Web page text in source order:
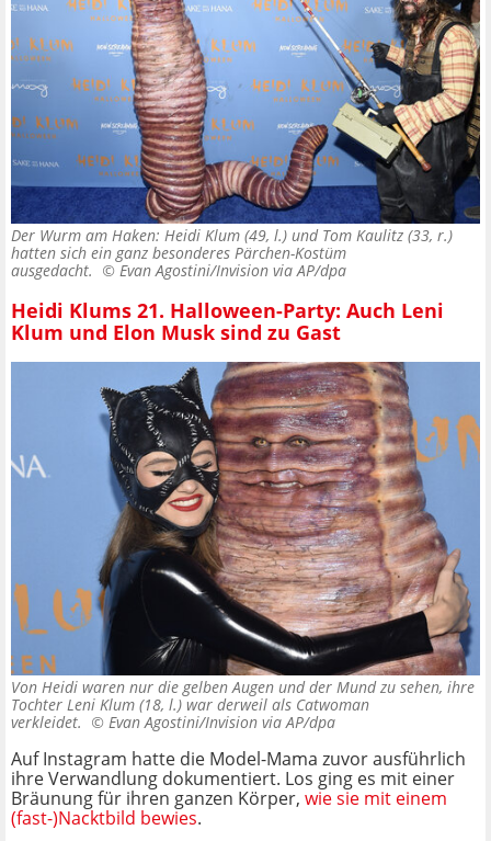
Der Wurm am Haken: Heidi Klum (49, l.) und Tom Kaulitz (33, r.)
hatten sich ein ganz besonderes Pärchen-Kostüm
ausgedacht. © Evan Agostini/Invision via AP/dpa
Heidi Klums 21. Halloween-Party: Auch Leni
Klum und Elon Musk sind zu Gast
Von Heidi waren nur die gelben Augen und der Mund zu sehen, ihre
Tochter Leni Klum (18, l.) war derweil als Catwoman
verkleidet. © Evan Agostini/Invision via AP/dpa
Auf Instagram hatte die Model-Mama zuvor ausführlich
ihre Verwandlung dokumentiert. Los ging es mit einer
Bräunung für ihren ganzen Körper, wie sie mit einem
(fast-)Nacktbild bewies.